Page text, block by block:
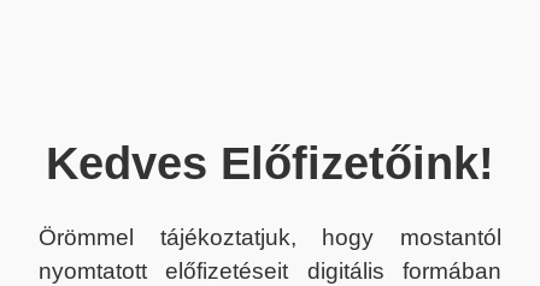
Kedves Előfizetőink!
Örömmel tájékoztatjuk, hogy mostantól
nyomtatott előfizetéseit digitális formában